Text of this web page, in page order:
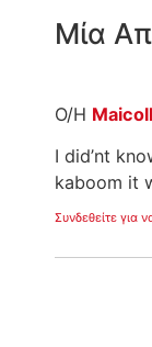
Μία
Ο/Η
I did’nt
kaboom it
Συνδεθείτε για